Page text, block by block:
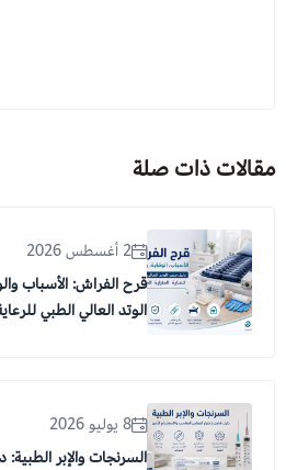
مقالات ذات صلة
2 أغسطس 2026
قرح الفراش: الأسباب
الوتد العالي الطبي
8 يوليو 2026
السرنجات والإبر الطبية: